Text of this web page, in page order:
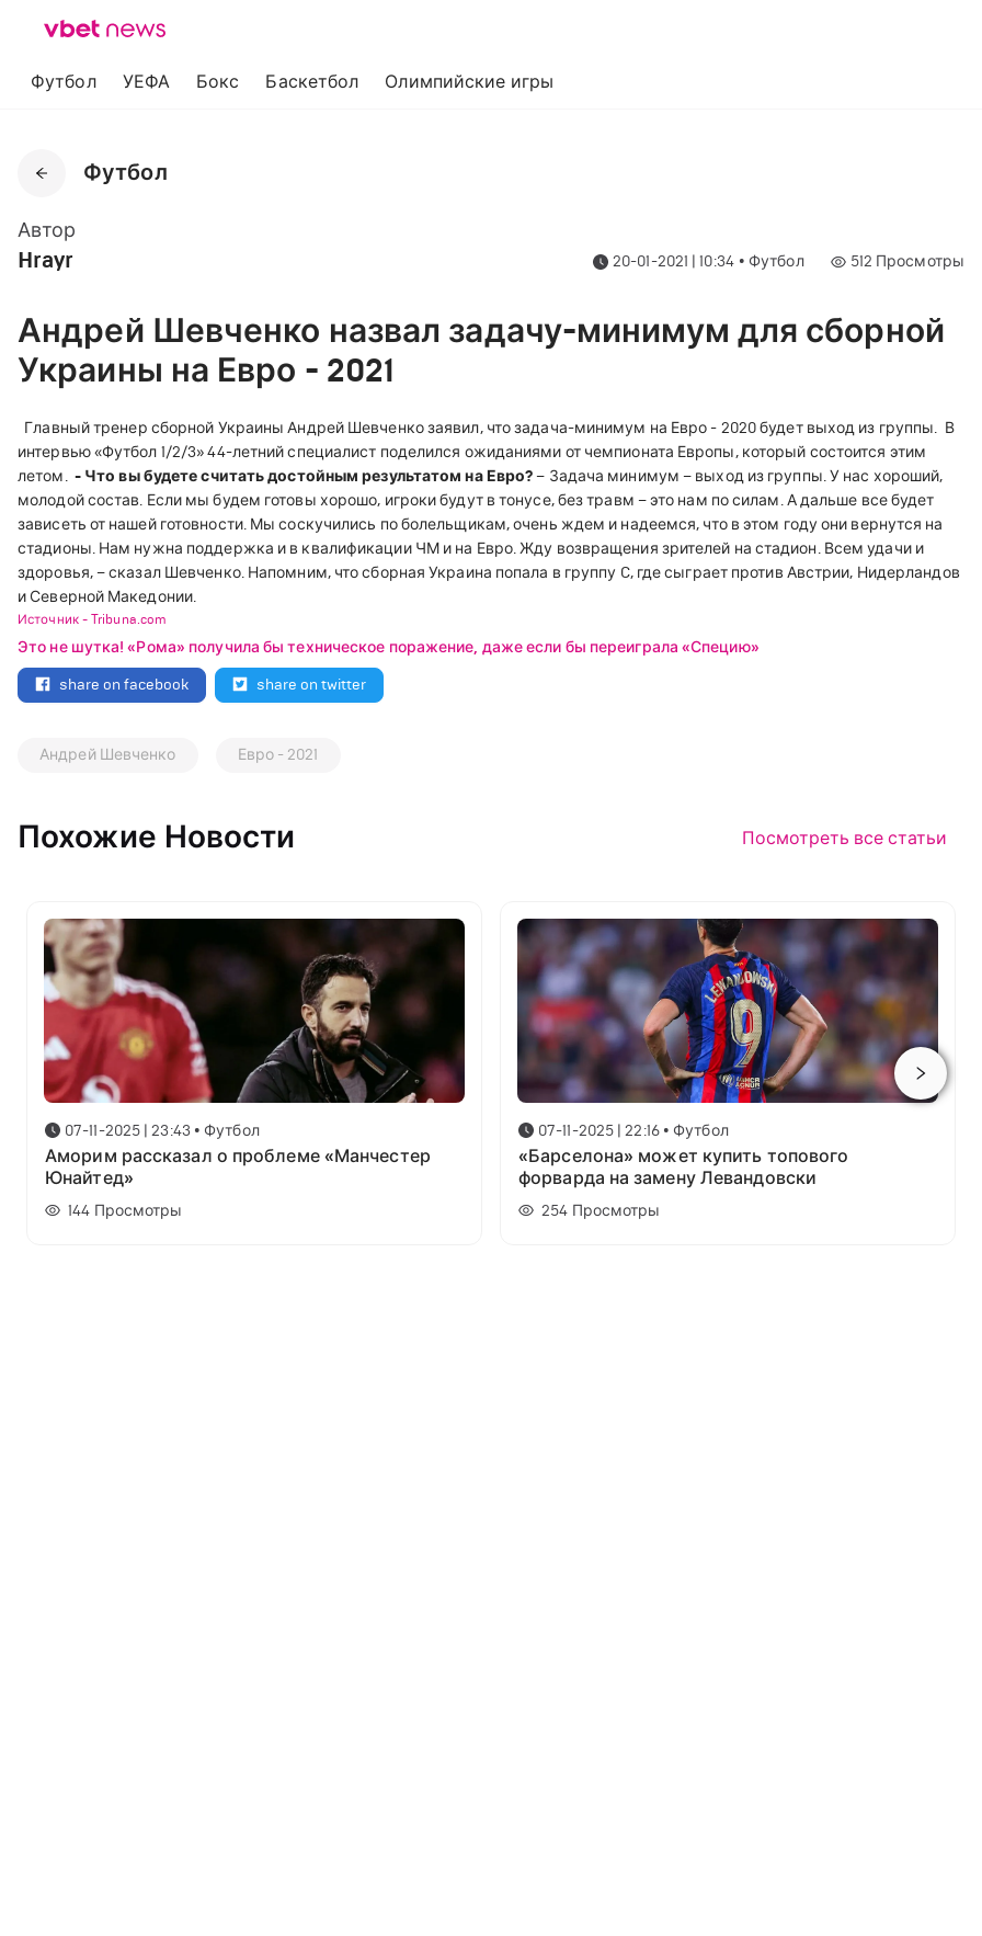
Футбол УЕФА Бокс Баскетбол Олимпийские игры
Футбол
Автор
Hrayr 20-01-2021 | 10:34 • Футбол 512 Просмотры
Андрей Шевченко назвал задачу-минимум для сборной
Украины на Евро - 2021
Главный тренер сборной Украины Андрей Шевченко заявил, что задача-минимум на Евро - 2020 будет выход из группы. В
интервью «Футбол 1/2/3» 44-летний специалист поделился ожиданиями от чемпионата Европы, который состоится этим
летом. - Что вы будете считать достойным результатом на Евро?– Задача минимум – выход из группы. У нас хороший,
молодой состав. Если мы будем готовы хорошо, игроки будут в тонусе, без травм – это нам по силам. А дальше все будет
зависеть от нашей готовности. Мы соскучились по болельщикам, очень ждем и надеемся, что в этом году они вернутся на
стадионы. Нам нужна поддержка и в квалификации ЧМ и на Евро. Жду возвращения зрителей на стадион. Всем удачи и
здоровья, – сказал Шевченко. Напомним, что сборная Украина попала в группу C, где сыграет против Австрии, Нидерландов
и Северной Македонии.
Источник - Tribuna.com
Это не шутка! «Рома» получила бы техническое поражение, даже если бы переиграла «Специю»
share on facebook
share on twitter
Андрей Шевченко Евро - 2021
Похожие Новости Посмотреть все статьи
07-11-2025 | 23:43 • Футбол
Аморим рассказал о проблеме «Манчестер
Юнайтед»
144 Просмотры
07-11-2025 | 22:16 • Футбол
«Барселона» может купить топового
форварда на замену Левандовски
254 Просмотры